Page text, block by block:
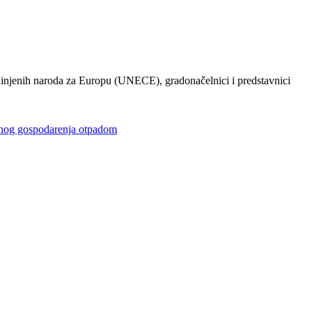
naroda za Europu (UNECE), gradonačelnici i predstavnici
gospodarenja otpadom